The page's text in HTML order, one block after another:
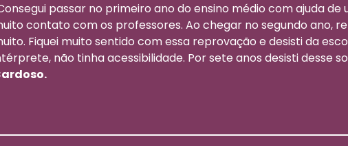
passar no primeiro ano do ensino médio com ajuda
contato com os professores. Ao chegar no segundo ano,
Fiquei muito sentido com essa reprovação e desisti da
não tinha acessibilidade. Por sete anos desisti desse